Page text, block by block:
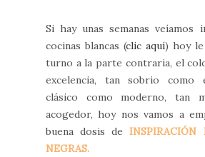
Si hay unas semanas veíamos
cocinas blancas (clic aquí) hoy
turno a la parte contraria, el
excelencia, tan sobrio como
clásico como moderno, tan
acogedor, hoy nos vamos a
buena dosis de INSPIRACIÓN
NEGRAS.